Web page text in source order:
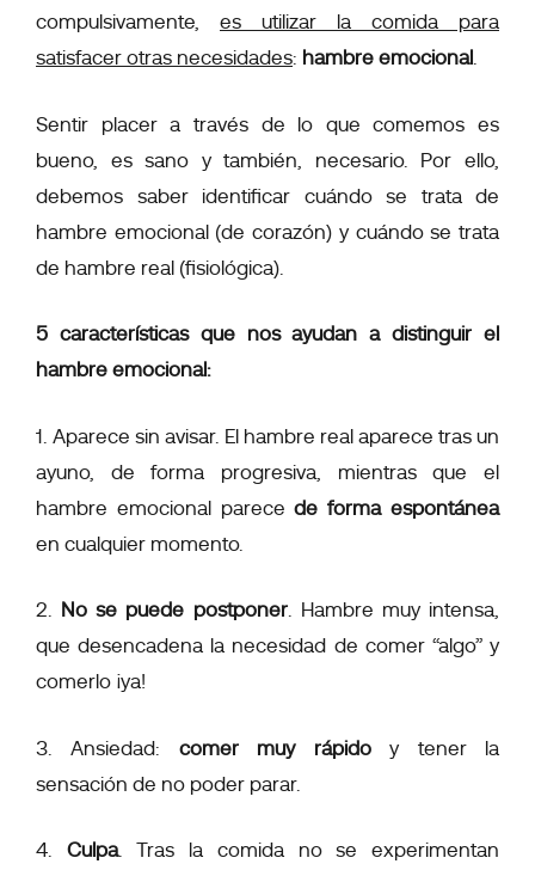
compulsivamente, es utilizar la comida para
satisfacer otras necesidades: hambre emocional.
Sentir placer a través de lo que comemos es
bueno, es sano y también, necesario. Por ello,
debemos saber identificar cuándo se trata de
hambre emocional (de corazón) y cuándo se trata
de hambre real (fisiológica).
5 características que nos ayudan a distinguir el
hambre emocional:
1. Aparece sin avisar. El hambre real aparece tras un
ayuno, de forma progresiva, mientras que el
hambre emocional parecede forma espontánea
en cualquier momento.
2. No se puede postponer. Hambre muy intensa,
que desencadena la necesidad de comer “algo” y
comerlo ¡ya!
3. Ansiedad: comer muy rápidoy tener la
sensación de no poder parar.
4. Culpa. Tras la comida no se experimentan